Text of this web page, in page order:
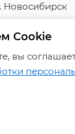
Новосибирск
Cookie
вы